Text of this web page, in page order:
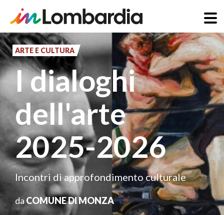
Salta
al
contenuto
principale
ARTE E CULTURA
I dialoghi
dell'arte
2025-2026
Incontri di approfondimento culturale
da COMUNE DI MONZA